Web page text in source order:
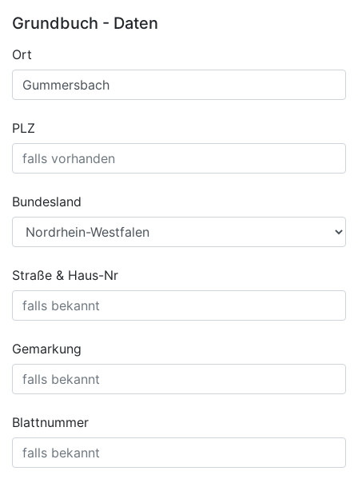
Grundbuch - Daten
Ort
PLZ
Bundesland
Straße & Haus-Nr
Gemarkung
Blattnummer